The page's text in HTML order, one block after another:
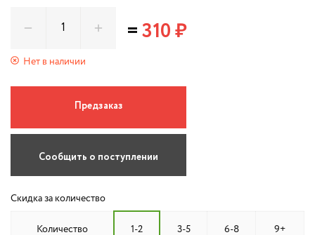
Нет в наличии
=310 ₽
Предзаказ
Сообщить о поступлении
Скидка за количество
Количество 1-2 3-5 6-8 9+